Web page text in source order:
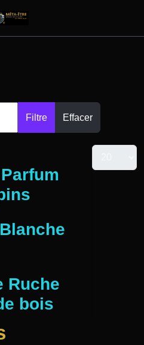
Filtre Effacer
Ruche
bois